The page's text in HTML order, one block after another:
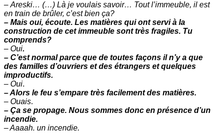
– Areski… (…) Là je voulais savoir… Tout l’immeuble, il est
en train de brûler, c’est bien ça?
– Mais oui, écoute. Les matières qui ont servi à la
construction de cet immeuble sont très fragiles. Tu
comprends?
– Oui.
– C’est normal parce que de toutes façons il n’y a que
des familles d’ouvriers et des étrangers et quelques
improductifs.
– Oui.
– Alors le feu s’empare très facilement des matières.
– Ouais.
– Ça se propage. Nous sommes donc en présence d’un
incendie.
– Aaaah. un incendie.